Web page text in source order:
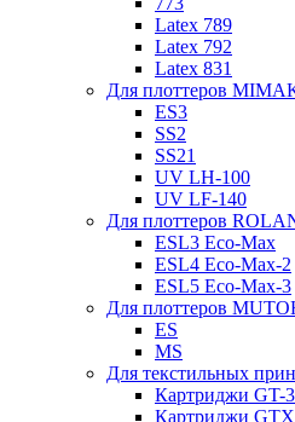
Latex 789
Latex 792
Latex 831
Для плоттеров
ES3
SS2
SS21
UV LH-100
UV LF-140
Для плоттеров
ESL3 Eco-Max
ESL4 Eco-Max-2
ESL5 Eco-Max-3
Для плоттеров
ES
MS
Для текстильных
Картриджи GT-
Картриджи